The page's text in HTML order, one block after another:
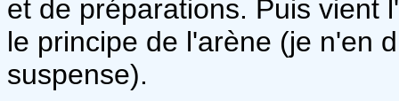
et de préparations. Puis vient
le principe de l'arène (je n'en
suspense).